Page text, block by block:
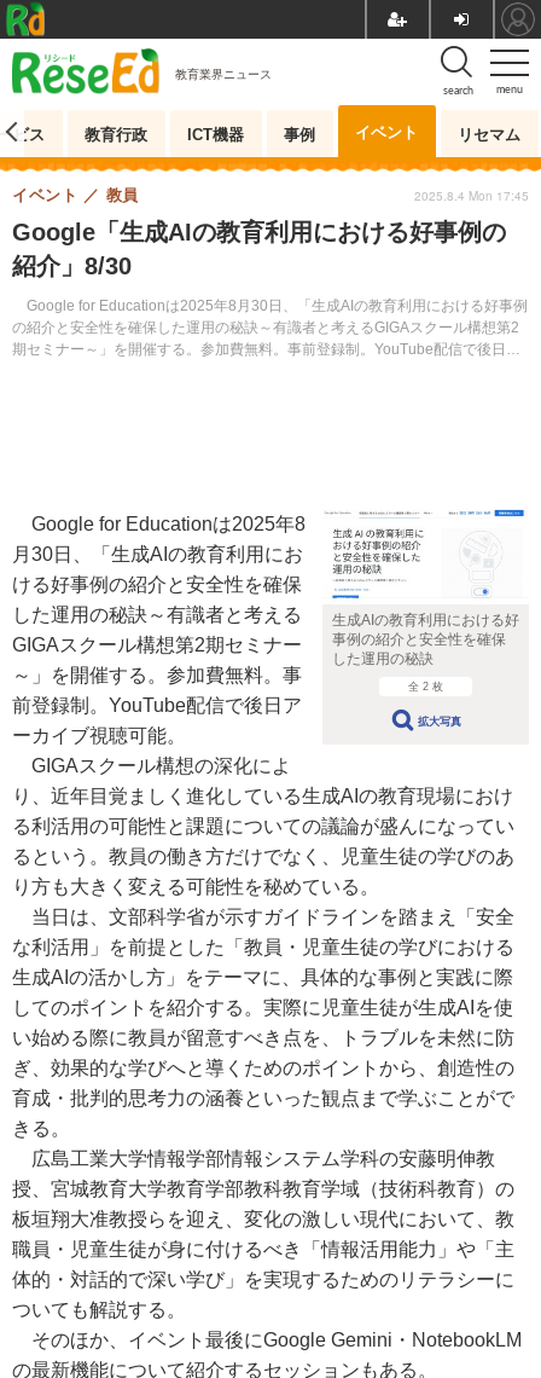
menu
search
教育業界ニュース
ビス 教育行政 ICT機器 事例 イベント リセマム
Google「生成AIの教育利用における好事例の
紹介」8/30
Google for Educationは2025年8月30日、「生成AIの教育利用における好事例
の紹介と安全性を確保した運用の秘訣～有識者と考えるGIGAスクール構想第2
期セミナー～」を開催する。参加費無料。事前登録制。YouTube配信で後日ア
イベント 教員 2025.8.4 Mon 17:45
生成AIの教育利用における好
事例の紹介と安全性を確保
した運用の秘訣
全 2 枚
拡大写真
Google for Educationは2025年8
月30日、「生成AIの教育利用にお
ける好事例の紹介と安全性を確保
した運用の秘訣～有識者と考える
GIGAスクール構想第2期セミナー
～」を開催する。参加費無料。事
前登録制。YouTube配信で後日ア
ーカイブ視聴可能。
GIGAスクール構想の深化によ
り、近年目覚ましく進化している生成AIの教育現場におけ
る利活用の可能性と課題についての議論が盛んになってい
るという。教員の働き方だけでなく、児童生徒の学びのあ
り方も大きく変える可能性を秘めている。
当日は、文部科学省が示すガイドラインを踏まえ「安全
な利活用」を前提とした「教員・児童生徒の学びにおける
生成AIの活かし方」をテーマに、具体的な事例と実践に際
してのポイントを紹介する。実際に児童生徒が生成AIを使
い始める際に教員が留意すべき点を、トラブルを未然に防
ぎ、効果的な学びへと導くためのポイントから、創造性の
育成・批判的思考力の涵養といった観点まで学ぶことがで
きる。
広島工業大学情報学部情報システム学科の安藤明伸教
授、宮城教育大学教育学部教科教育学域（技術科教育）の
板垣翔大准教授らを迎え、変化の激しい現代において、教
職員・児童生徒が身に付けるべき「情報活用能力」や「主
体的・対話的で深い学び」を実現するためのリテラシーに
ついても解説する。
そのほか、イベント最後にGoogle Gemini・NotebookLM
の最新機能について紹介するセッションもある。